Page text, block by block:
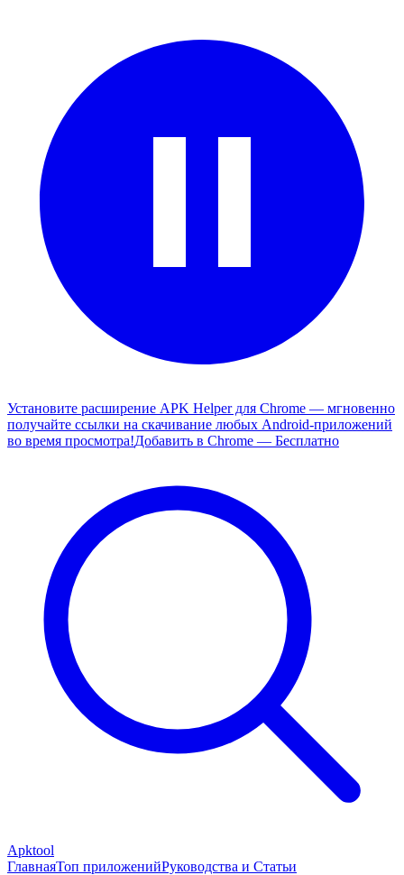
Установите расширение APK Helper для Chrome — мгновенно
получайте ссылки на скачивание любых Android-приложений
во время просмотра!Добавить в Chrome — Бесплатно
Apktool
ГлавнаяТоп приложенийРуководства и Статьи